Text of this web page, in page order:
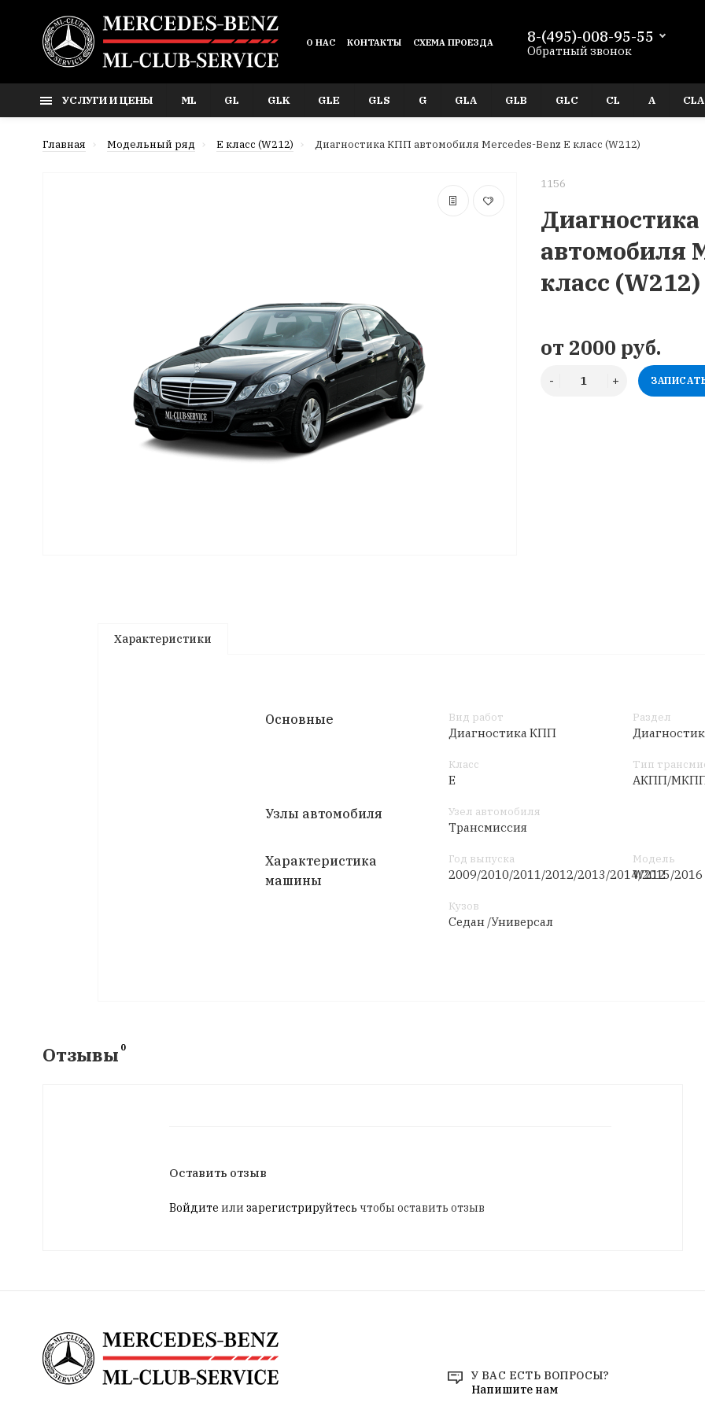
О НАС КОНТАКТЫ СХЕМА ПРОЕЗДА 8-(495)-008-95-55
Обратный звонок
УСЛУГИ И ЦЕНЫ ML GL GLK GLE GLS G GLA GLB GLC CL A CLA
Главная Модельный ряд E класс (W212) Диагностика КПП автомобиля Mercedes-Benz E класс (W212)
1156
автомобиля
класс (W212)
от 2000 руб.
Характеристики
Основные Вид работ
Диагностика КПП
Класс
E
Раздел
Тип
AКПП/
Узлы автомобиля Узел автомобиля
Трансмиссия
Характеристика
машины
Год выпуска
2009/2010/2011/2012/2013/2014/2015/2016
Кузов
Седан /Универсал
Модель
W212
Отзывы 0
Оставить отзыв
Войдите или зарегистрируйтесь чтобы оставить отзыв
У ВАС ЕСТЬ ВОПРОСЫ?
Напишите нам